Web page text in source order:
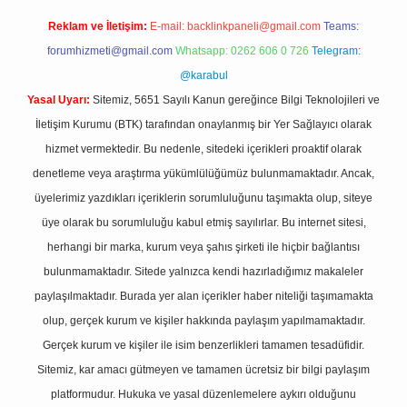
Reklam ve İletişim: E-mail: backlinkpaneli@gmail.com Teams:
forumhizmeti@gmail.com Whatsapp: 0262 606 0 726 Telegram:
@karabul
Yasal Uyarı: Sitemiz, 5651 Sayılı Kanun gereğince Bilgi Teknolojileri ve
İletişim Kurumu (BTK) tarafından onaylanmış bir Yer Sağlayıcı olarak
hizmet vermektedir. Bu nedenle, sitedeki içerikleri proaktif olarak
denetleme veya araştırma yükümlülüğümüz bulunmamaktadır. Ancak,
üyelerimiz yazdıkları içeriklerin sorumluluğunu taşımakta olup, siteye
üye olarak bu sorumluluğu kabul etmiş sayılırlar. Bu internet sitesi,
herhangi bir marka, kurum veya şahıs şirketi ile hiçbir bağlantısı
bulunmamaktadır. Sitede yalnızca kendi hazırladığımız makaleler
paylaşılmaktadır. Burada yer alan içerikler haber niteliği taşımamakta
olup, gerçek kurum ve kişiler hakkında paylaşım yapılmamaktadır.
Gerçek kurum ve kişiler ile isim benzerlikleri tamamen tesadüfidir.
Sitemiz, kar amacı gütmeyen ve tamamen ücretsiz bir bilgi paylaşım
platformudur. Hukuka ve yasal düzenlemelere aykırı olduğunu